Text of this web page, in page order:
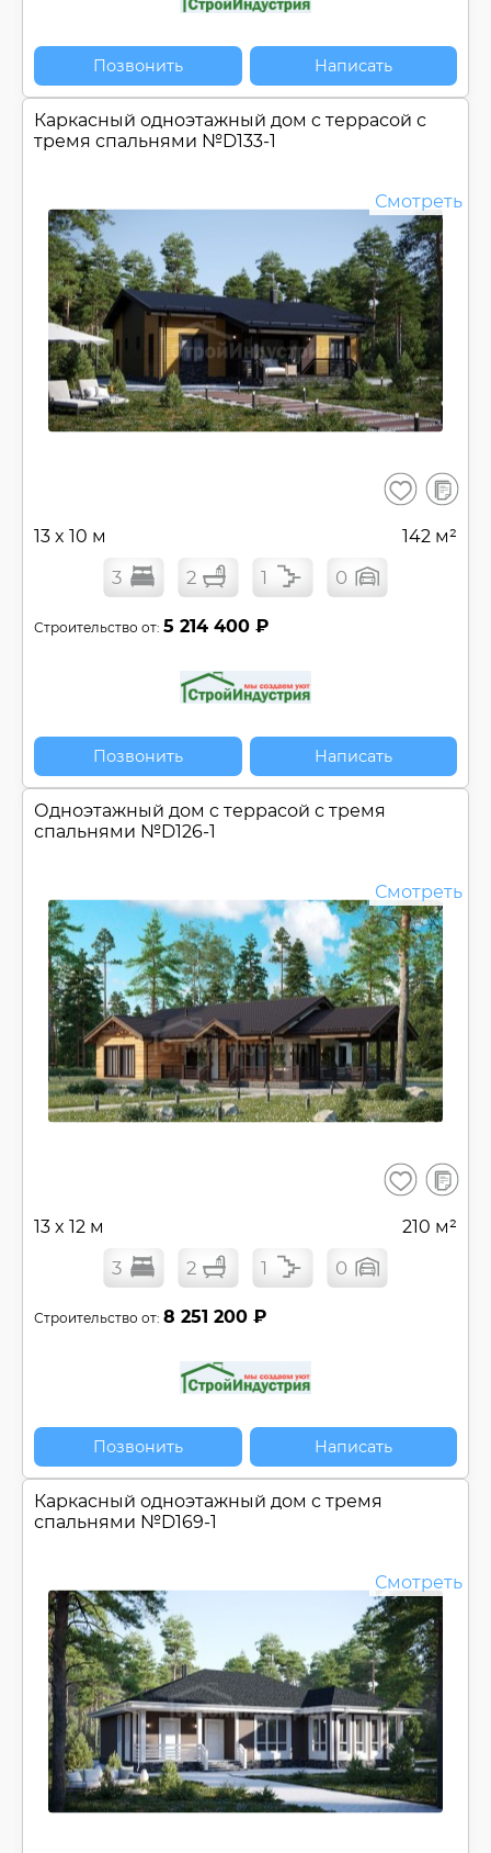
Позвонить Написать
Каркасный одноэтажный дом c террасой с
тремя спальнями №D133-1
Смотреть
Сохранить
В
13 x 10 м 142 м²
3 2 1 0
Строительство от: 5 214 400 ₽
Позвонить Написать
Одноэтажный дом c террасой с тремя
спальнями №D126-1
Смотреть
Сохранить
В
13 x 12 м 210 м²
3 2 1 0
Строительство от: 8 251 200 ₽
Позвонить Написать
Каркасный одноэтажный дом с тремя
спальнями №D169-1
Смотреть